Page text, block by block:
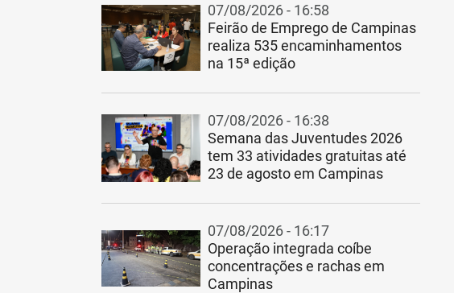
07/08/2026 - 16:58
Feirão de Emprego de Campinas
realiza 535 encaminhamentos
na 15ª edição
07/08/2026 - 16:38
Semana das Juventudes 2026
tem 33 atividades gratuitas até
23 de agosto em Campinas
07/08/2026 - 16:17
Operação integrada coíbe
concentrações e rachas em
Campinas